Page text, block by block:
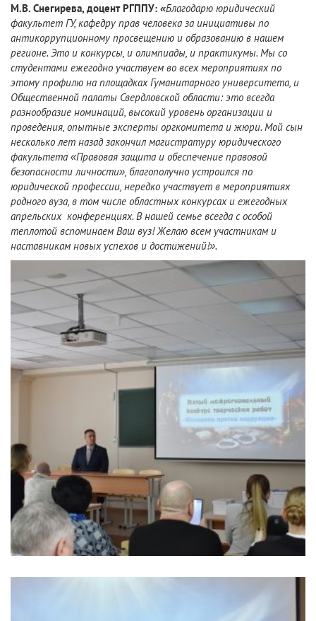
М.В. Снегирева, доцент РГППУ: «Благодарю юридический
факультет ГУ, кафедру прав человека за инициативы по
антикоррупционному просвещению и образованию в нашем
регионе. Это и конкурсы, и олимпиады, и практикумы. Мы со
студентами ежегодно участвуем во всех мероприятиях по
этому профилю на площадках Гуманитарного университета, и
Общественной палаты Свердловской области: это всегда
разнообразие номинаций, высокий уровень организации и
проведения, опытные эксперты оргкомитета и жюри. Мой сын
несколько лет назад закончил магистратуру юридического
факультета «Правовая защита и обеспечение правовой
безопасности личности», благополучно устроился по
юридической профессии, нередко участвует в мероприятиях
родного вуза, в том числе областных конкурсах и ежегодных
апрельских конференциях. В нашей семье всегда с особой
теплотой вспоминаем Ваш вуз! Желаю всем участникам и
наставникам новых успехов и достижений!».